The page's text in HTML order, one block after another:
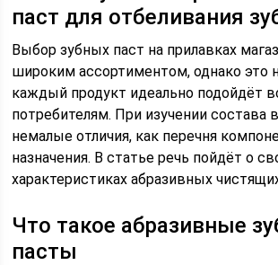
паст для отбеливания
Выбор зубных паст на прилавках
широким ассортиментом, однако это
каждый продукт идеально подойдёт
потребителям. При изучении состава
немалые отличия, как перечня
назначения. В статье речь пойдёт о
характеристиках абразивных
Что такое абразивные
пасты